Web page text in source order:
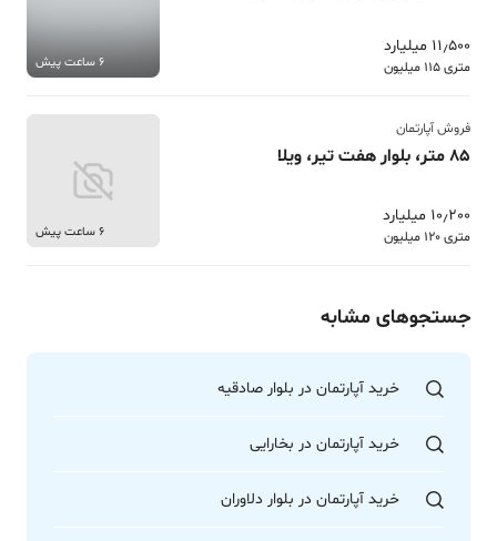
11٫500 میلیارد
متری 115 میلیون 6 ساعت پیش
فروش آپارتمان
85 متر، بلوار هفت تیر، ویلا
10٫200 میلیارد
متری 120 میلیون 6 ساعت پیش
جستجوهای مشابه
خرید آپارتمان در بلوار صادقیه
خرید آپارتمان در بخارایی
خرید آپارتمان در بلوار دلاوران